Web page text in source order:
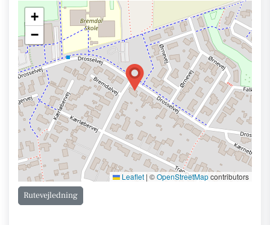
+
−
Leaflet | ©OpenStreetMapcontributors
Rutevejledning